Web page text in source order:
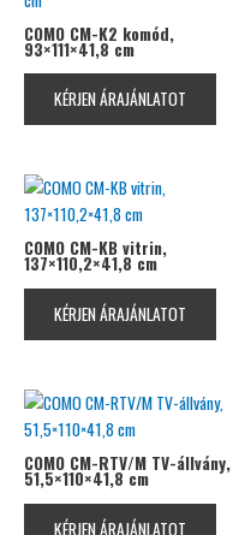
COMO CM-K2 komód,
93×111×41,8 cm
KÉRJEN ÁRAJÁNLATOT
COMO CM-KB vitrin,
137×110,2×41,8 cm
KÉRJEN ÁRAJÁNLATOT
COMO CM-RTV/M TV-állvány,
51,5×110×41,8 cm
KÉRJEN ÁRAJÁNLATOT